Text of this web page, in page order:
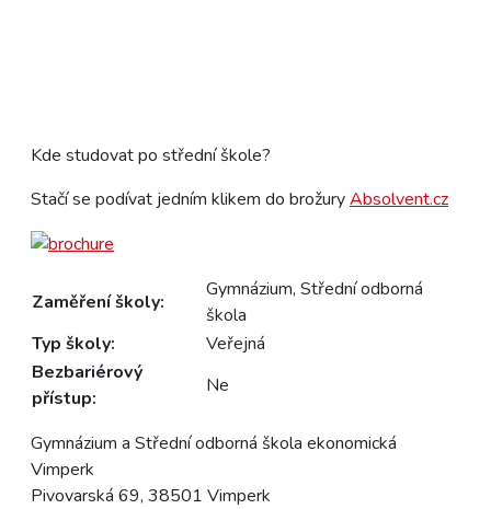
Kde studovat po střední škole?
Stačí se podívat jedním klikem do brožuryAbsolvent.cz
Zaměření školy:
Gymnázium, Střední odborná
škola
Typ školy:
Veřejná
Bezbariérový
přístup:
Ne
Gymnázium a Střední odborná škola ekonomická
Vimperk
Pivovarská 69, 38501 Vimperk